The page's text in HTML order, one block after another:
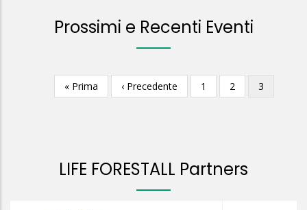
Prossimi e Recenti Eventi
Paginazione
Prima
pagina
« Prima
Pagina
precedente
‹ Precedente Pagina
1 Pagina
2
Pagina
3
LIFE FORESTALL Partners